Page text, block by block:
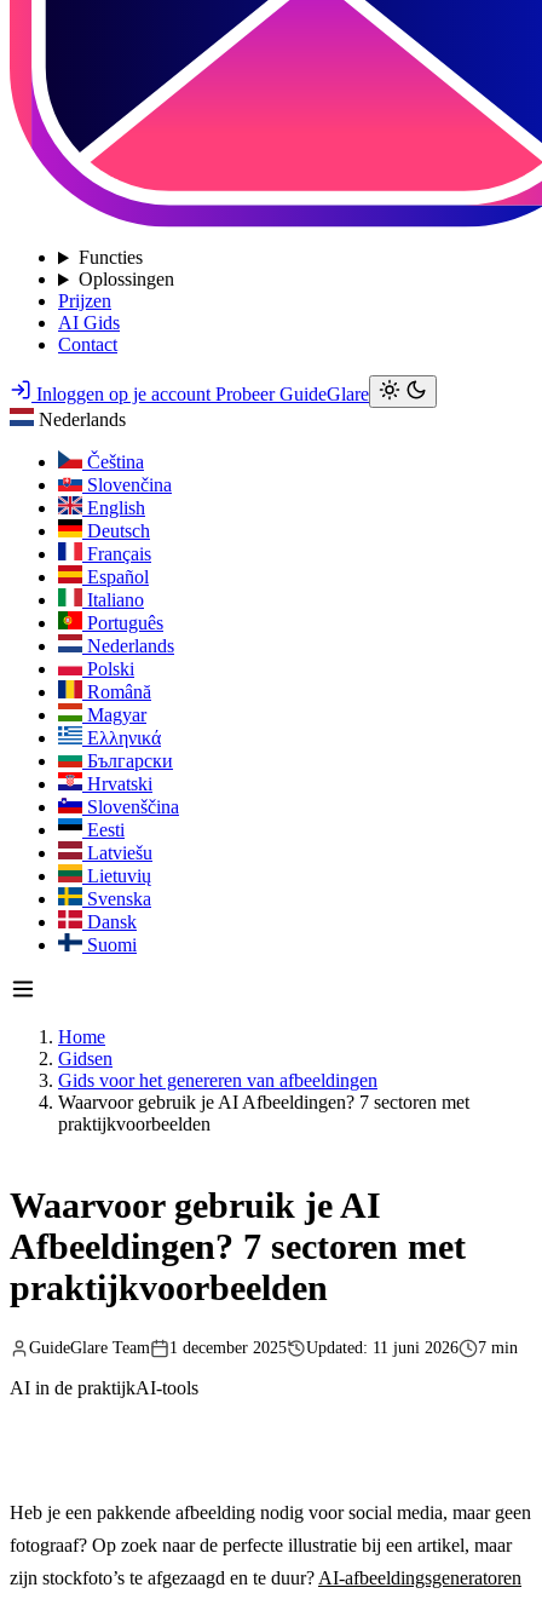
Functies
Oplossingen
Prijzen
AI Gids
Contact
Inloggen op je account Probeer GuideGlare
Nederlands
Čeština
Slovenčina
English
Deutsch
Français
Español
Italiano
Português
Nederlands
Polski
Română
Magyar
Ελληνικά
Български
Hrvatski
Slovenščina
Eesti
Latviešu
Lietuvių
Svenska
Dansk
Suomi
Home
Gidsen
Gids voor het genereren van afbeeldingen
Waarvoor gebruik je AI Afbeeldingen? 7 sectoren met
praktijkvoorbeelden
Waarvoor gebruik je AI
Afbeeldingen? 7 sectoren met
praktijkvoorbeelden
GuideGlare Team 1 december 2025 Updated: 11 juni 2026 7 min
AI in de praktijkAI-tools
Heb je een pakkende afbeelding nodig voor social media, maar geen
fotograaf? Op zoek naar de perfecte illustratie bij een artikel, maar
zijn stockfoto’s te afgezaagd en te duur? AI-afbeeldingsgeneratoren